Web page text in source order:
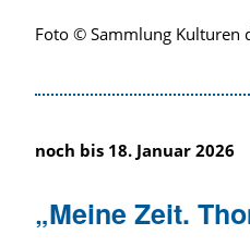
Foto © Sammlung Kulturen
noch bis 18. Januar 2026
„Meine Zeit.